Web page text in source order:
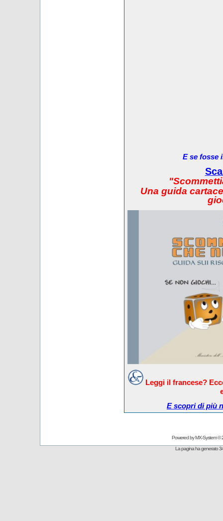
E se fosse
Una guida
Leggi il francese?
E scopri di più
Powered byMX-System©
La pagina ha generato